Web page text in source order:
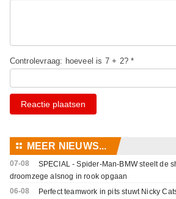
Controlevraag: hoeveel is 7 + 2? *
Reactie plaatsen
⚏ MEER NIEUWS...
07-08
SPECIAL - Spider-Man-BMW steelt de
droomzege alsnog in rook opgaan
06-08
Perfect teamwork in pits stuwt Nicky